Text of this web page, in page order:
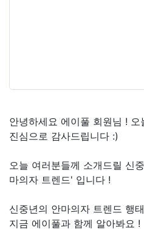
안녕하세요 에이풀 회원님 !
진심으로 감사드립니다 :)
오늘 여러분들께 소개드릴 신
마의자 트렌드' 입니다 !
신중년의 안마의자 트렌드 행
지금 에이풀과 함께 알아봐요 !